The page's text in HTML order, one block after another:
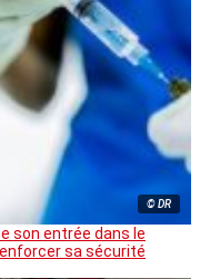
© DR
son entrée dans le
sa sécurité